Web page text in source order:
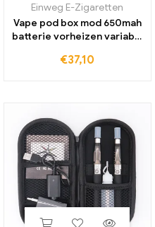
Einweg E-Zigaretten
Vape pod box mod 650mah
batterie vorheizen variable
magnetischem adapter für
€37,10